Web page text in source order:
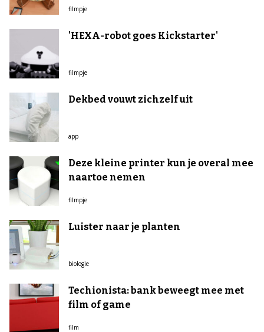
filmpje
'HEXA-robot goes Kickstarter'
filmpje
Dekbed vouwt zichzelf uit
app
Deze kleine printer kun je overal mee
naartoe nemen
filmpje
Luister naar je planten
biologie
Techionista: bank beweegt mee met
film of game
film